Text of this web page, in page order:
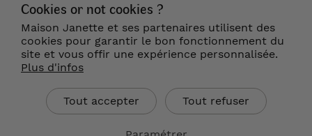
Contact Newsletter
Cookies
Mentions légales
CGV
Livraison & Retour
Cookies or not cookies ?
Maison Janette et ses partenaires utilisent des
cookies pour garantir le bon fonctionnement du
site et vous offir une expérience personnalisée.
Plus d'infos
Tout accepter Tout refuser